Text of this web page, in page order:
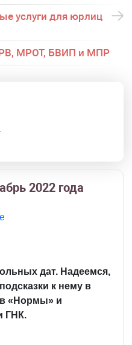
услуги для юрлиц
МРОТ, БВИП и МПР
2022 года
дат. Надеемся,
к нему в
«Нормы» и
ГНК.